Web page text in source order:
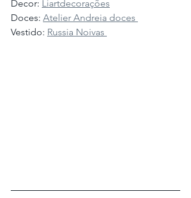
Decor: Liartdecorações
Doces: Atelier Andreia doces
Vestido: Russia Noivas